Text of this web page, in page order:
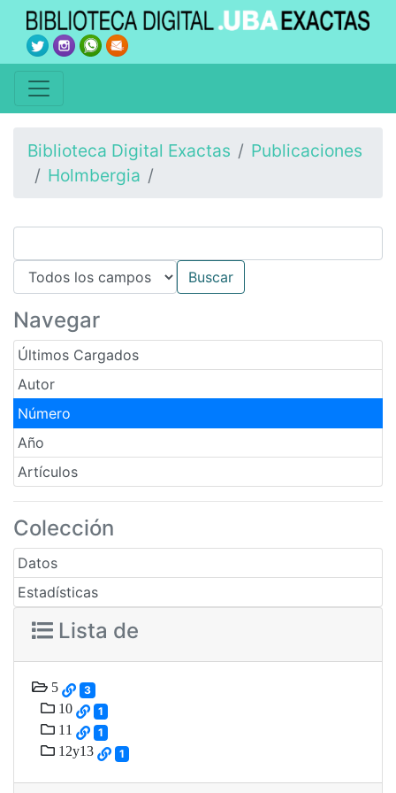
Biblioteca Digital Exactas
Publicaciones
Holmbergia
Navegar
Últimos Cargados
Autor
Número
Año
Artículos
Colección
Datos
Estadísticas
Lista de
5 3
10 1
11 1
12y13 1